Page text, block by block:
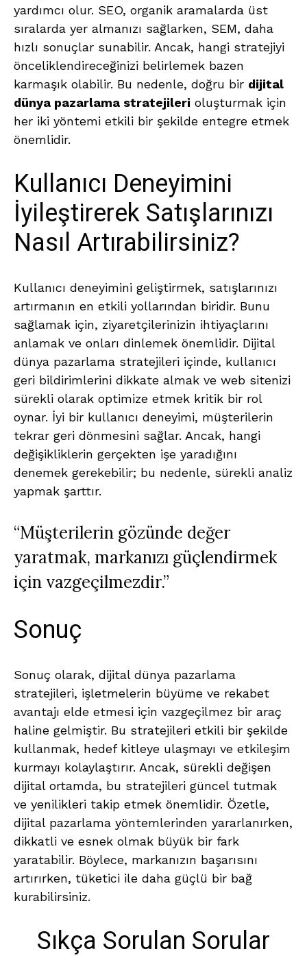
yardımcı olur. SEO, organik aramalarda üst
sıralarda yer almanızı sağlarken, SEM, daha
hızlı sonuçlar sunabilir. Ancak, hangi stratejiyi
önceliklendireceğinizi belirlemek bazen
karmaşık olabilir. Bu nedenle, doğru bir dijital
dünya pazarlama stratejileri oluşturmak için
her iki yöntemi etkili bir şekilde entegre etmek
önemlidir.
Kullanıcı Deneyimini
İyileştirerek Satışlarınızı
Nasıl Artırabilirsiniz?
Kullanıcı deneyimini geliştirmek, satışlarınızı
artırmanın en etkili yollarından biridir. Bunu
sağlamak için, ziyaretçilerinizin ihtiyaçlarını
anlamak ve onları dinlemek önemlidir. Dijital
dünya pazarlama stratejileri içinde, kullanıcı
geri bildirimlerini dikkate almak ve web sitenizi
sürekli olarak optimize etmek kritik bir rol
oynar. İyi bir kullanıcı deneyimi, müşterilerin
tekrar geri dönmesini sağlar. Ancak, hangi
değişikliklerin gerçekten işe yaradığını
denemek gerekebilir; bu nedenle, sürekli analiz
yapmak şarttır.
“Müşterilerin gözünde değer
yaratmak, markanızı güçlendirmek
için vazgeçilmezdir.”
Sonuç
Sonuç olarak, dijital dünya pazarlama
stratejileri, işletmelerin büyüme ve rekabet
avantajı elde etmesi için vazgeçilmez bir araç
haline gelmiştir. Bu stratejileri etkili bir şekilde
kullanmak, hedef kitleye ulaşmayı ve etkileşim
kurmayı kolaylaştırır. Ancak, sürekli değişen
dijital ortamda, bu stratejileri güncel tutmak
ve yenilikleri takip etmek önemlidir. Özetle,
dijital pazarlama yöntemlerinden yararlanırken,
dikkatli ve esnek olmak büyük bir fark
yaratabilir. Böylece, markanızın başarısını
artırırken, tüketici ile daha güçlü bir bağ
kurabilirsiniz.
Sıkça Sorulan Sorular